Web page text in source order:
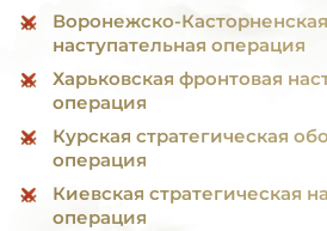
Воронежско-
наступательная операция
Харьковская фронтовая
операция
Курская стратегическая
операция
Киевская стратегическая
операция